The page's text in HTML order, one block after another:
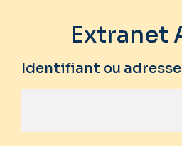
Extranet
Identifiant ou